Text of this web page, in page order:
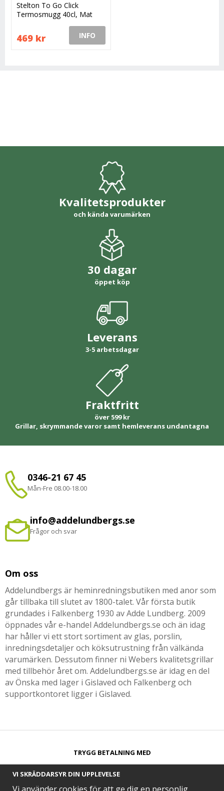
Stelton To Go Click
Termosmugg 40cl, Mat
469 kr INFO
Kvalitetsprodukter
och kända varumärken
30 dagar
öppet köp
Leverans
3-5 arbetsdagar
Fraktfritt
över 599 kr
Grillar, skrymmande varor samt hemleverans undantagna
0346-21 67 45
Mån-Fre 08.00-18.00
info@addelundbergs.se
Frågor och svar
Om oss
Addelundbergs är heminredningsbutiken med anor som
går tillbaka till slutet av 1800-talet. Vår första butik
grundades i Falkenberg 1930 av Adde Lundberg. 2009
öppnades vår e-handel Addelundbergs.se och än idag
har håller vi ett stort sortiment av glas, porslin,
inredningsdetaljer och köksutrustning från välkända
varumärken. Dessutom finner ni Webers kvalitetsgrillar
med tillbehör året om. Addelundbergs.se är idag en del
av Önska med lager i Gislaved och Falkenberg och
supportkontoret ligger i Gislaved.
TRYGG BETALNING MED​
VI SKRÄDDARSYR DIN UPPLEVELSE